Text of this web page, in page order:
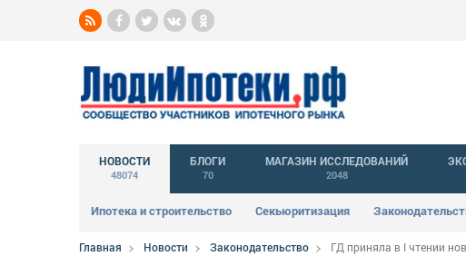
НОВОСТИ
48074
Ипотека и строительство Секьюритизация
БЛОГИ
70
МАГАЗИН ИССЛЕДОВАНИЙ
2048
Главная Новости Законодательство
ГД приняла в I чтении